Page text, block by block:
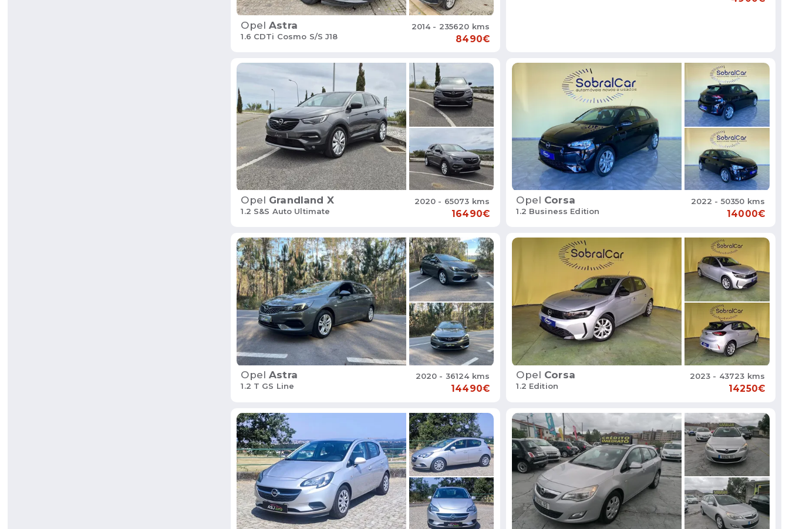
Opel Astra
1.6 CDTi Cosmo S/S J18
2014 - 235620 kms
8490€
Opel Grandland X
1.2 S&S Auto Ultimate
2020 - 65073 kms
16490€
Opel Corsa
1.2 Business Edition
2022 - 50350 kms
14000€
Opel Astra
1.2 T GS Line
2020 - 36124 kms
14490€
Opel Corsa
1.2 Edition
2023 - 43723 kms
14250€